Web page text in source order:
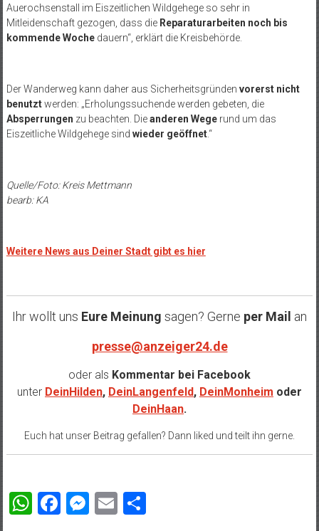
Auerochsenstall im Eiszeitlichen Wildgehege so sehr in
Mitleidenschaft gezogen, dass die Reparaturarbeiten noch bis
kommende Wochedauern“, erklärt die Kreisbehörde.
Der Wanderweg kann daher aus Sicherheitsgründen vorerst nicht
benutztwerden: „Erholungssuchende werden gebeten, die
Absperrungen zu beachten. Dieanderen Wegerund um das
Eiszeitliche Wildgehege sind wieder geöffnet.“
Quelle/Foto: Kreis Mettmann
bearb: KA
Weitere News aus Deiner Stadt gibt es hier
Ihr wollt uns Eure Meinung sagen? Gerne per Mail an
presse@anzeiger24.de
oder als Kommentar bei Facebook
unter DeinHilden, DeinLangenfeld, DeinMonheim oder
DeinHaan.
Euch hat unser Beitrag gefallen? Dann liked und teilt ihn gerne.
WhatsApp
Facebook
Messenger
EmailTeilen